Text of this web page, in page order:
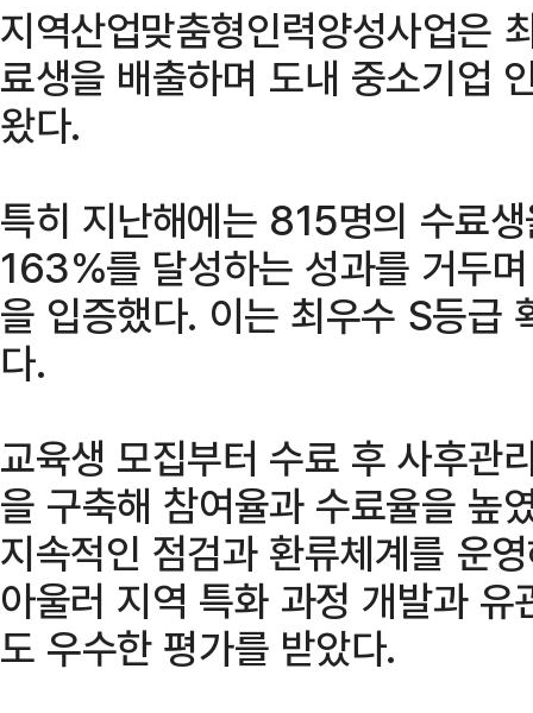
지역산업맞춤형인력양성사업
료생을 배출하며 도내 중소기업
왔다.
특히 지난해에는 815명의 수료
163%를 달성하는 성과를 거두
을 입증했다. 이는 최우수 S등급
다.
교육생 모집부터 수료 후 사후관
을 구축해 참여율과 수료율을 높
지속적인 점검과 환류체계를 운
아울러 지역 특화 과정 개발과
도 우수한 평가를 받았다.